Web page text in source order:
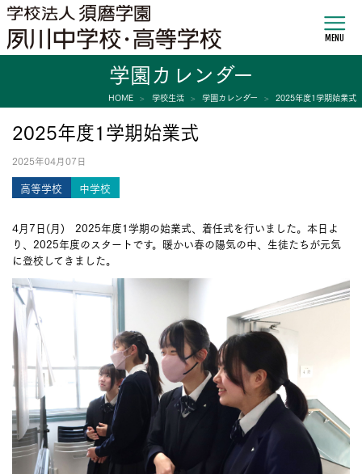
MENU
学園カレンダー
HOME 学校生活 学園カレンダー 2025年度1学期始業式
2025年度1学期始業式
2025年04月07日
高等学校 中学校
4月7日(月) 2025年度1学期の始業式、着任式を行いました。本日よ
り、2025年度のスタートです。暖かい春の陽気の中、生徒たちが元気
に登校してきました。